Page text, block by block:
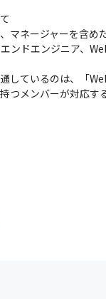
マネージャーを含め
ンドエンジニア、
しているのは、「
つメンバーが対応す